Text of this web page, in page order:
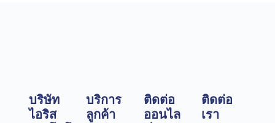
บริษัท
ไอริส
บริการ
ลูกค้า
ติดต่อ
ออนไล
ติดต่อ
เรา